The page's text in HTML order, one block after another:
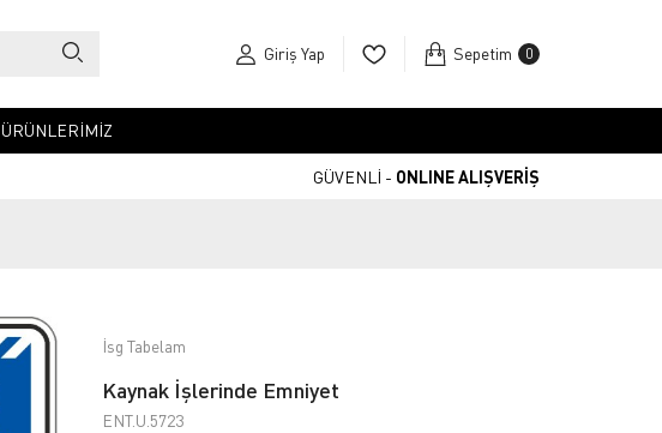
Giriş Yap Sepetim 0
ÜRÜNLERİMİZ
GÜVENLİ - ONLINE ALIŞVERİŞ
İsg Tabelam
Kaynak İşlerinde Emniyet
ENT.U.5723